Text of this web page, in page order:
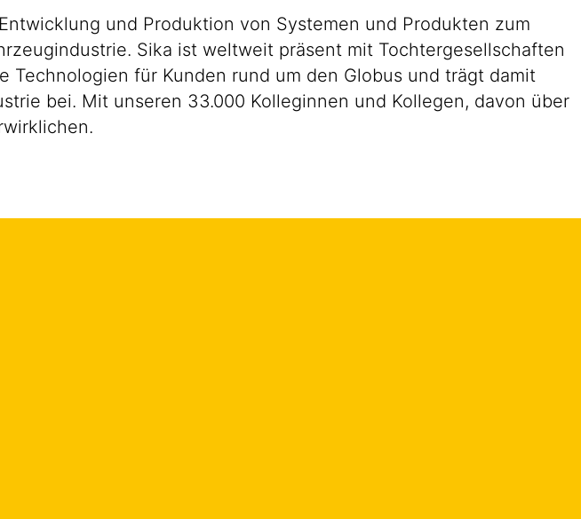
und Produktion von Systemen und Produkten zum
Sika ist weltweit präsent mit Tochtergesellschaften
für Kunden rund um den Globus und trägt damit
bei. Mit unseren 33.000 Kolleginnen und Kollegen, davon über